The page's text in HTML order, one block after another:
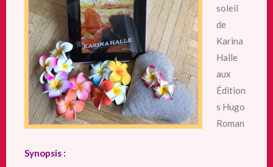
soleil
de
Karina
Halle
aux
Édition
s Hugo
Roman
Synopsis :